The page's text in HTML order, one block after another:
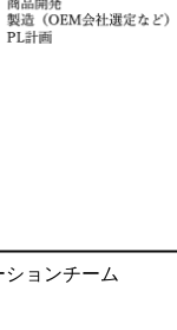
ョンチーム